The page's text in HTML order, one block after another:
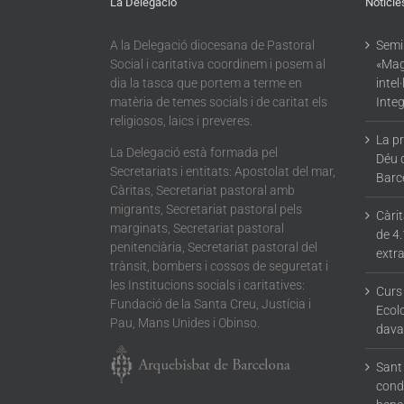
A la Delegació diocesana de Pastoral
Social i caritativa coordinem i posem al
dia la tasca que portem a terme en
matèria de temes socials i de caritat els
religiosos, laics i preveres.
La Delegació està formada pel
Secretariats i entitats: Apostolat del mar,
Càritas, Secretariat pastoral amb
migrants, Secretariat pastoral pels
marginats, Secretariat pastoral
penitenciària, Secretariat pastoral del
trànsit, bombers i cossos de seguretat i
les Institucions socials i caritatives:
Fundació de la Santa Creu, Justícia i
Pau, Mans Unides i Obinso.
La
Déu
de